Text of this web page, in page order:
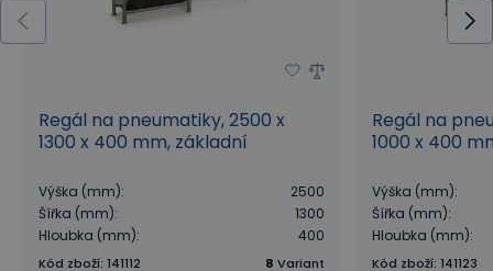
Regál na pneumatiky, 2500 x
1300 x 400 mm, základní
Výška (mm):
2500
Šířka (mm):
1300
Hloubka (mm): 400
Kód zboží: 141112 8 Variant
Regál na
1000 x 400
Výška (mm):
Šířka (mm):
Hloubka (mm):
Kód zboží: 141123